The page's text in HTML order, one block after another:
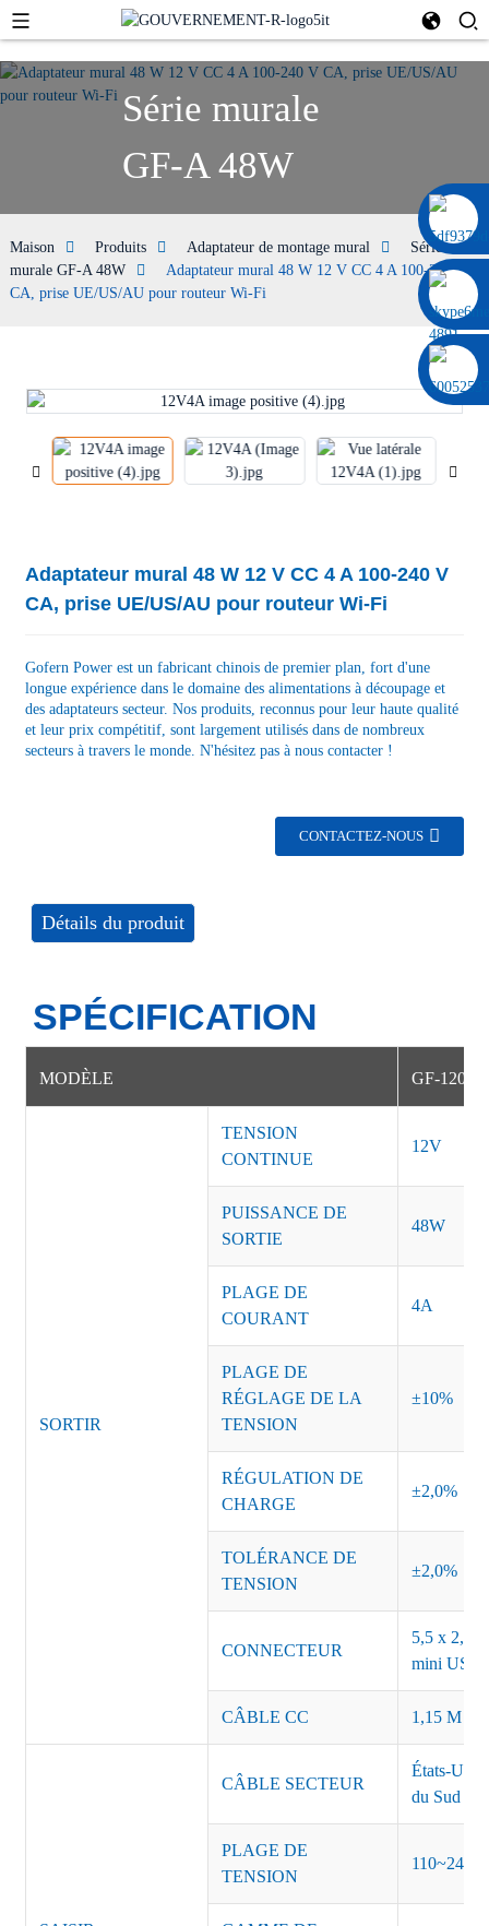
0086 13322920697
Série murale
GF-A 48W
Maison Produits Adaptateur de montage mural
Série
murale GF-A 48W
Adaptateur mural 48 W 12 V CC 4 A 100-240 V
CA, prise UE/US/AU pour routeur Wi-Fi
Adaptateur mural 48 W 12 V CC 4 A 100-240 V
CA, prise UE/US/AU pour routeur Wi-Fi
Gofern Power est un fabricant chinois de premier plan, fort d'une
longue expérience dans le domaine des alimentations à découpage et
des adaptateurs secteur. Nos produits, reconnus pour leur haute qualité
et leur prix compétitif, sont largement utilisés dans de nombreux
secteurs à travers le monde. N'hésitez pas à nous contacter !
CONTACTEZ-NOUS
Détails du produit
SPÉCIFICATION
MODÈLE GF-
SORTIR
TENSION
CONTINUE
12V
PUISSANCE DE
SORTIE
48W
PLAGE DE
COURANT
4A
PLAGE DE
RÉGLAGE DE LA
TENSION
±10%
RÉGULATION DE
CHARGE
±2,0%
TOLÉRANCE DE
TENSION
±2,0%
CONNECTEUR
5,5 x 2,5,
mini USB
CÂBLE CC 1,15 M ou
CÂBLE SECTEUR
États-Unis
du Sud
PLAGE DE
TENSION
110~240